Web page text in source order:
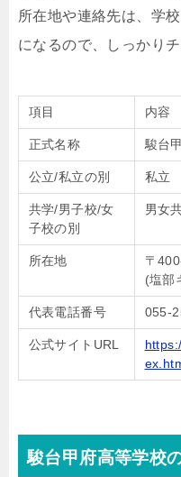
所在地や連絡先は、学
になるので、しっかり
項目 内容
正式名称 駿台
公立/私立の別 私立
共学/男子校/女
子校の別
男女
所在地
〒
(塩部
代表電話番号 055-
公式サイトURL
駿台甲府高等学校